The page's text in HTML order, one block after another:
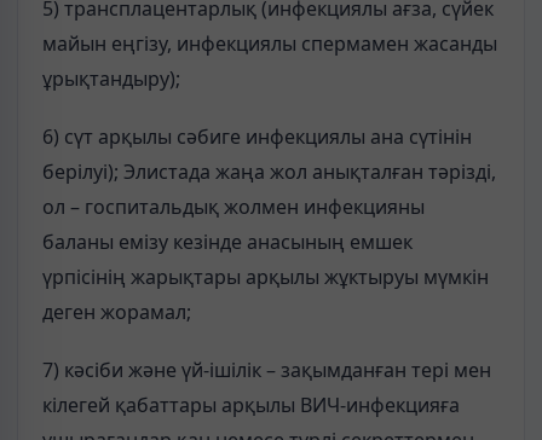
5) трансплацентарлық (инфекциялы ағза, сүйек
майын еңгізу, инфекциялы спермамен жасанды
ұрықтандыру);
6) сүт арқылы сәбиге инфекциялы ана сүтінін
берілуі); Элистада жаңа жол анықталған тәрізді,
ол – госпитальдық жолмен инфекцияны
баланы емізу кезінде анасының емшек
үрпісінің жарықтары арқылы жұктыруы мүмкін
деген жорамал;
7) кәсіби және үй-ішілік – зақымданған тері мен
кілегей қабаттары арқылы ВИЧ-инфекцияға